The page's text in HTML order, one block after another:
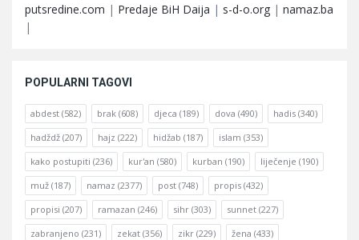
putsredine.com | Predaje BiH Daija | s-d-o.org | namaz.ba
|
POPULARNI TAGOVI
abdest (582) brak (608) djeca (189) dova (490) hadis (340)
hadždž (207) hajz (222) hidžab (187) islam (353)
kako postupiti (236) kur'an (580) kurban (190) liječenje (190)
muž (187) namaz (2377) post (748) propis (432)
propisi (207) ramazan (246) sihr (303) sunnet (227)
zabranjeno (231) zekat (356) zikr (229) žena (433)